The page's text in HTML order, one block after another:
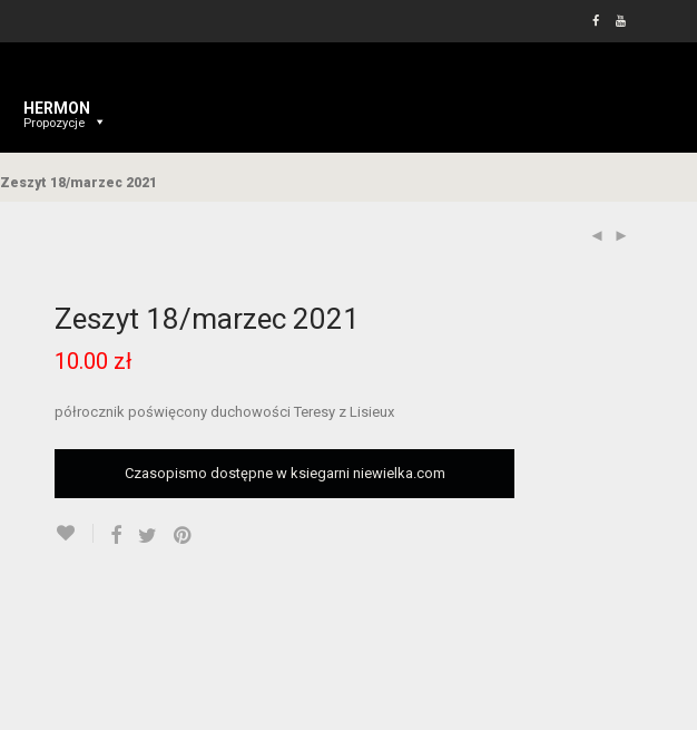
HERMON
Propozycje
Zeszyt 18/marzec 2021
Zeszyt 18/marzec 2021
10.00 zł
półrocznik poświęcony duchowości Teresy z Lisieux
Czasopismo dostępne w ksiegarni niewielka.com